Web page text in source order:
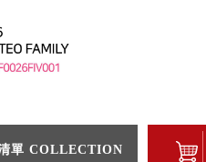
單 COLLECTION